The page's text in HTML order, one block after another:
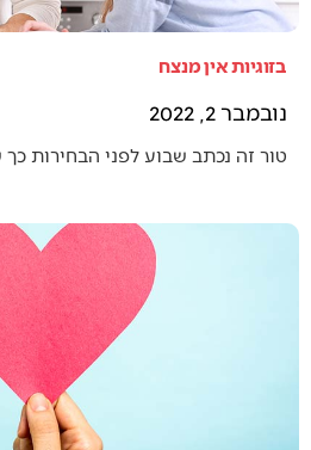
בזוגיות אין מנצח
נובמבר 2, 2022
טור זה נכתב שבוע לפני הבחירות כך